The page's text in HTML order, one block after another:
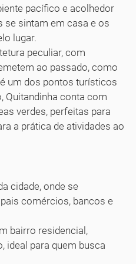
pacífico e acolhedor
se sintam em casa e os
lugar.
peculiar, com
ao passado, como
um dos pontos turísticos
Quitandinha conta com
verdes, perfeitas para
a prática de atividades ao
cidade, onde se
comércios, bancos e
bairro residencial,
ideal para quem busca